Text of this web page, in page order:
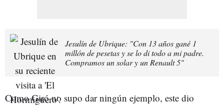
Jesulín de Ubrique: "Con 13 años gané 1
millón de pesetas y se lo di todo a mi padre.
Compramos un solar y un Renault 5"
Como Giró no supo dar ningún ejemplo, este dio